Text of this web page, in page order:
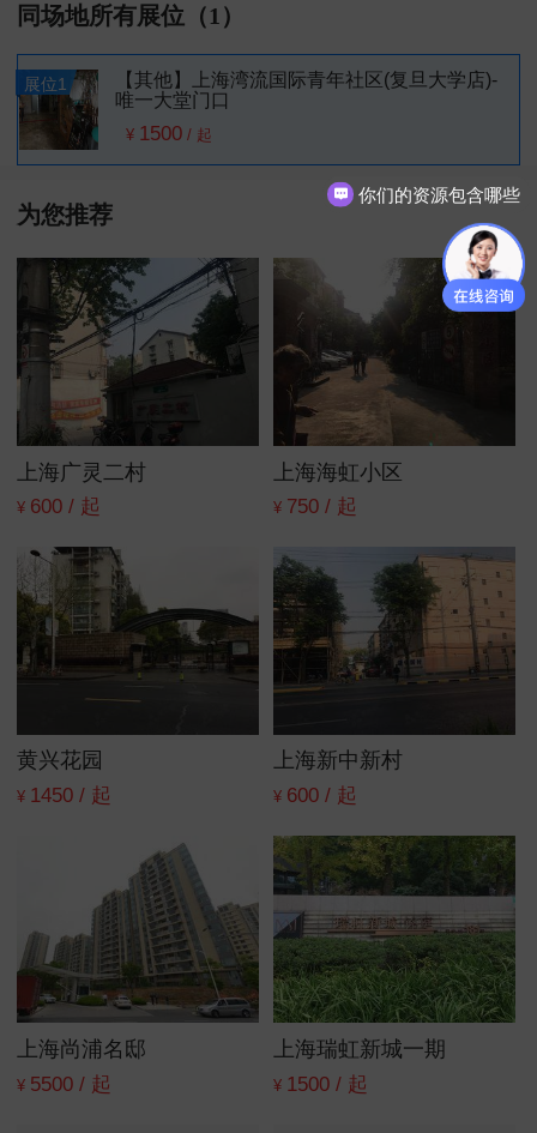
同场地所有展位（1）
展位1
【其他】上海湾流国际青年社区(复旦大学店)-
唯一大堂门口
¥ 1500 / 起
为您推荐
上海广灵二村
¥ 600 / 起
上海海虹小区
¥ 750 / 起
黄兴花园
¥ 1450 / 起
上海新中新村
¥ 600 / 起
上海尚浦名邸
¥ 5500 / 起
上海瑞虹新城一期
¥ 1500 / 起
价格是怎样的呢